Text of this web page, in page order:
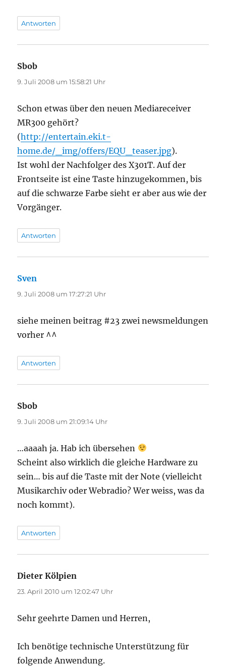
Antworten
Sbob
9. Juli 2008 um 15:58:21 Uhr
Schon etwas über den neuen Mediareceiver
MR300 gehört?
(http://entertain.eki.t-
home.de/_img/offers/EQU_teaser.jpg).
Ist wohl der Nachfolger des X301T. Auf der
Frontseite ist eine Taste hinzugekommen, bis
auf die schwarze Farbe sieht er aber aus wie der
Vorgänger.
Antworten
Sven
9. Juli 2008 um 17:27:21 Uhr
siehe meinen beitrag #23 zwei newsmeldungen
vorher ^^
Antworten
Sbob
9. Juli 2008 um 21:09:14 Uhr
…aaaah ja. Hab ich übersehen
Scheint also wirklich die gleiche Hardware zu
sein… bis auf die Taste mit der Note (vielleicht
Musikarchiv oder Webradio? Wer weiss, was da
noch kommt).
Antworten
Dieter Kölpien
23. April 2010 um 12:02:47 Uhr
Sehr geehrte Damen und Herren,
Ich benötige technische Unterstützung für
folgende Anwendung.